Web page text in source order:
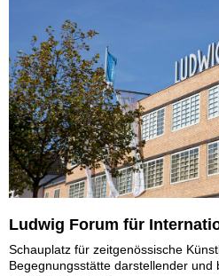
Ludwig Forum für
Schauplatz für zeitgenössische
Begegnungsstätte darstellender